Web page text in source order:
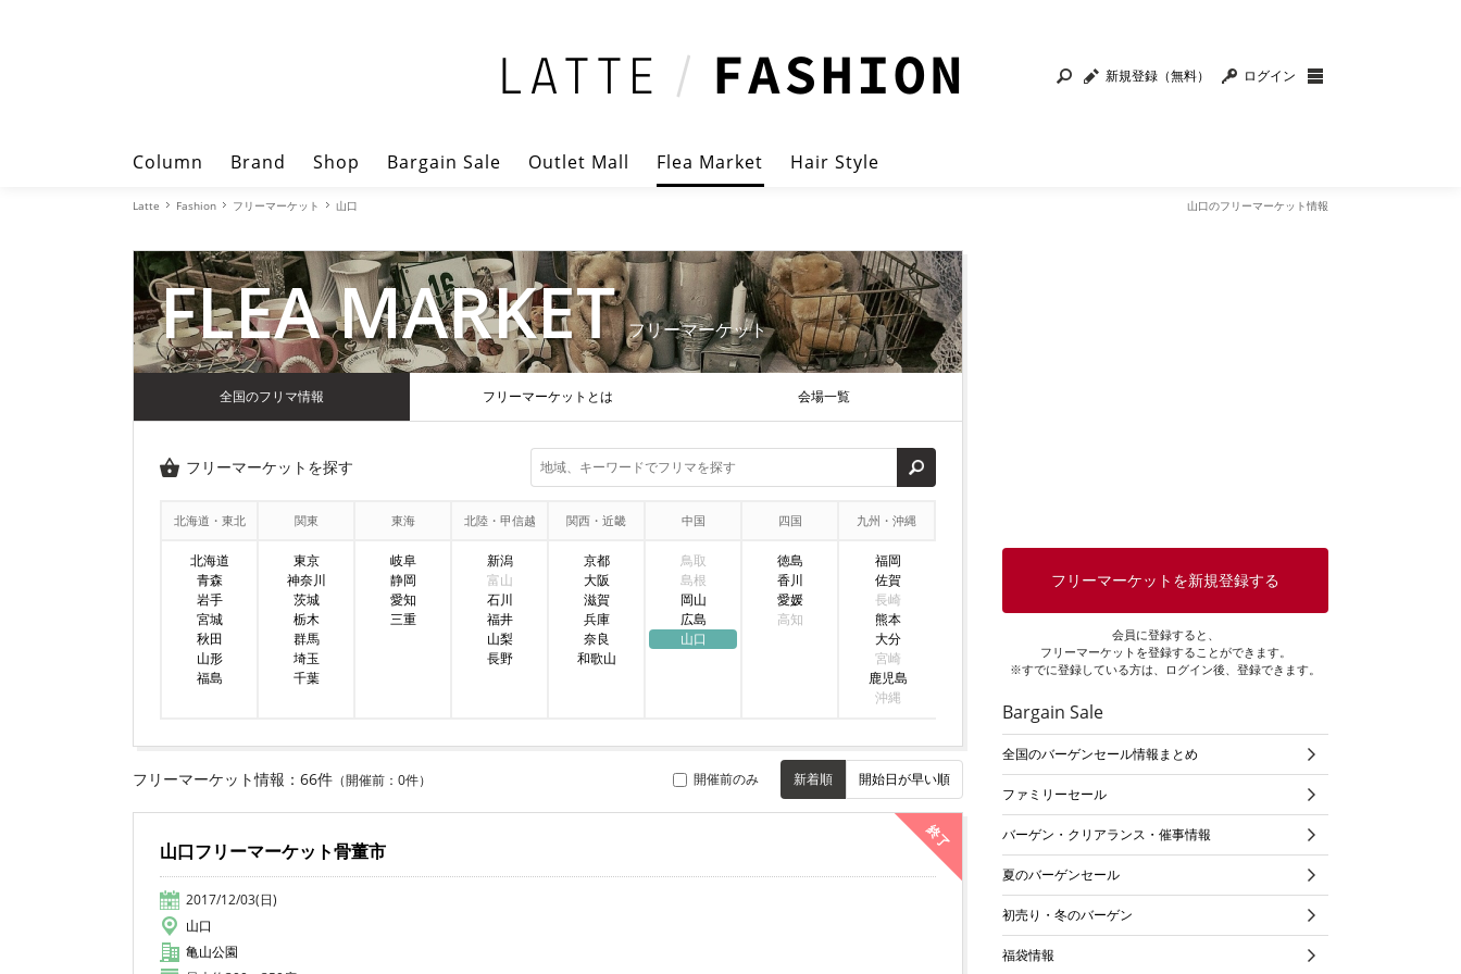
新規登録（無料） ログイン
Column Brand Shop Bargain Sale Outlet Mall Flea Market Hair Style
Latte Fashion フリーマーケット 山口 山口のフリーマーケット情報
FLEA MARKET フリーマーケット
全国のフリマ情報 フリーマーケットとは 会場一覧
フリーマーケットを探す
北海道・東北 関東 東海 北陸・甲信越 関西・近畿 中国 四国 九州・沖縄
北海道
青森
岩手
宮城
秋田
山形
福島
東京
神奈川
茨城
栃木
群馬
埼玉
千葉
岐阜
静岡
愛知
三重
新潟
富山
石川
福井
山梨
長野
京都
大阪
滋賀
兵庫
奈良
和歌山
鳥取
島根
岡山
広島
山口
徳島
香川
愛媛
高知
福岡
佐賀
長崎
熊本
大分
宮崎
鹿児島
沖縄
フリーマーケット情報：66件 （開催前：0件） 新着順 開始日が早い順
開催前のみ
終了
山口フリーマーケット骨董市
2017/12/03(日)
山口
亀山公園
フリーマーケットを新規登録する
会員に登録すると、
フリーマーケットを登録することができます。
※すでに登録している方は、ログイン後、登録できます。
Bargain Sale
全国のバーゲンセール情報まとめ
ファミリーセール
バーゲン・クリアランス・催事情報
夏のバーゲンセール
初売り・冬のバーゲン
福袋情報